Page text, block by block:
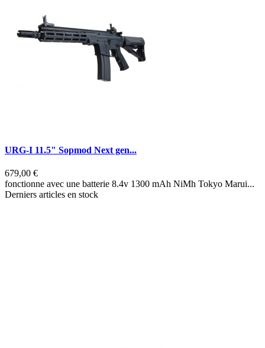
URG-I 11.5" Sopmod Next gen...
679,00 €
fonctionne avec une batterie 8.4v 1300 mAh NiMh Tokyo Marui...
Derniers articles en stock